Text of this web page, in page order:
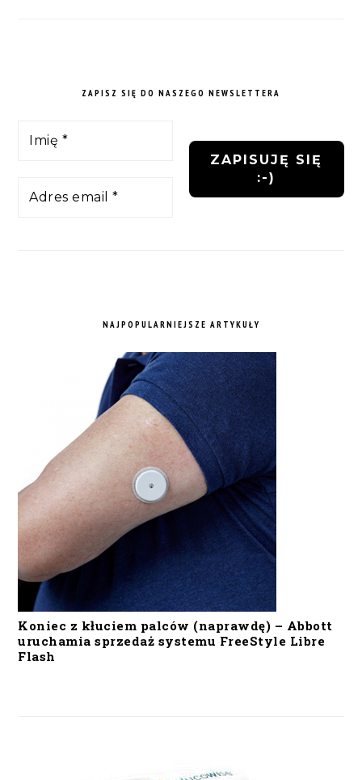
ZAPISZ SIĘ DO NASZEGO NEWSLETTERA
NAJPOPULARNIEJSZE ARTYKUŁY
Koniec z kłuciem palców (naprawdę) – Abbott
uruchamia sprzedaż systemu FreeStyle Libre
Flash